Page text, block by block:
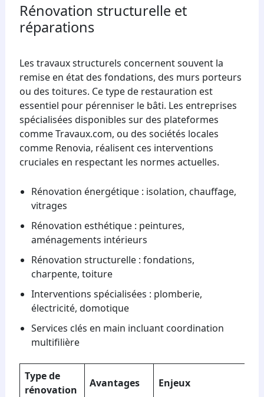
Rénovation structurelle et
réparations
Les travaux structurels concernent souvent la
remise en état des fondations, des murs porteurs
ou des toitures. Ce type de restauration est
essentiel pour pérenniser le bâti. Les entreprises
spécialisées disponibles sur des plateformes
comme Travaux.com, ou des sociétés locales
comme Renovia, réalisent ces interventions
cruciales en respectant les normes actuelles.
Rénovation énergétique : isolation, chauffage,
vitrages
Rénovation esthétique : peintures,
aménagements intérieurs
Rénovation structurelle : fondations,
charpente, toiture
Interventions spécialisées : plomberie,
électricité, domotique
Services clés en main incluant coordination
multifilière
Type de
rénovation
Avantages Enjeux